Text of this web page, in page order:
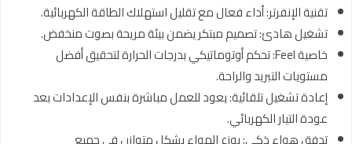
تقنية الإنفرتر: أداء فعال مع تقليل استهلاك الطاقة الكهربائية.
تشغيل هادئ: تصميم مبتكر يضمن بيئة مريحة بصوت منخفض.
خاصية Feel: تحكم أوتوماتيكي بدرجات الحرارة لتحقيق أفضل
مستويات التبريد والراحة.
إعادة تشغيل تلقائية: يعود للعمل مباشرة بنفس الإعدادات بعد
عودة التيار الكهربائي.